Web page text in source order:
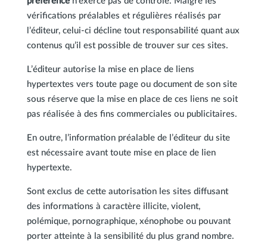
vérifications préalables et régulières réalisés par
l’éditeur, celui-ci décline tout responsabilité quant aux
contenus qu’il est possible de trouver sur ces sites.
L’éditeur autorise la mise en place de liens
hypertextes vers toute page ou document de son site
sous réserve que la mise en place de ces liens ne soit
pas réalisée à des fins commerciales ou publicitaires.
En outre, l’information préalable de l’éditeur du site
est nécessaire avant toute mise en place de lien
hypertexte.
Sont exclus de cette autorisation les sites diffusant
des informations à caractère illicite, violent,
polémique, pornographique, xénophobe ou pouvant
porter atteinte à la sensibilité du plus grand nombre.